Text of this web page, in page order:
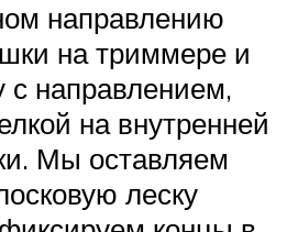
направлению
на триммере и
направлением,
на внутренней
Мы оставляем
леску